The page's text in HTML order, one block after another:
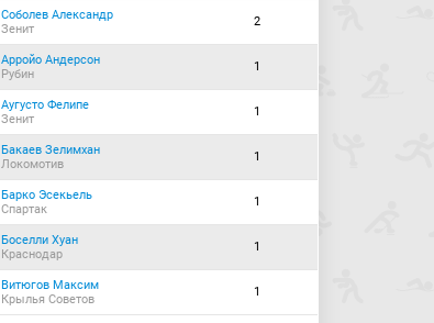
Соболев Александр
Зенит
2
Арройо Андерсон
Рубин
1
Аугусто Фелипе
Зенит
1
Бакаев Зелимхан
Локомотив
1
Барко Эсекьель
Спартак
1
Боселли Хуан
Краснодар
1
Витюгов Максим
Крылья Советов
1